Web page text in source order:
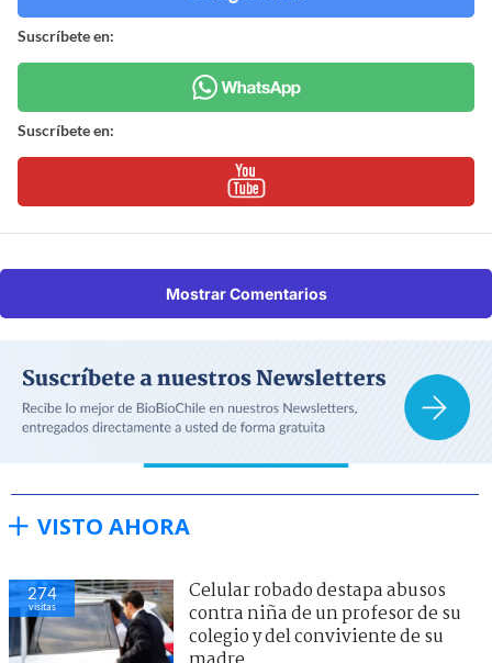
Suscríbete en:
Suscríbete en:
Mostrar Comentarios
VISTO AHORA
274
visitas
Celular robado destapa abusos
contra niña de un profesor de su
colegio y del conviviente de su